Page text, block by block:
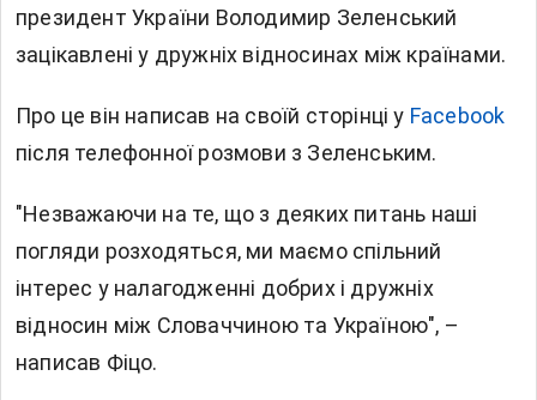
президент України Володимир Зеленський
зацікавлені у дружніх відносинах між країнами.
Про це він написав на своїй сторінці у Facebook
після телефонної розмови з Зеленським.
"Незважаючи на те, що з деяких питань наші
погляди розходяться, ми маємо спільний
інтерес у налагодженні добрих і дружніх
відносин між Словаччиною та Україною", –
написав Фіцо.